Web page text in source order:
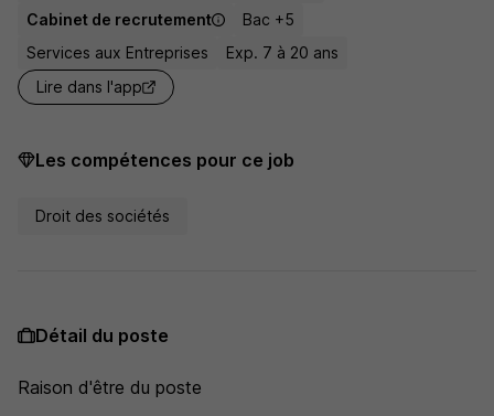
Cabinet de recrutement
Bac +5
Services aux Entreprises
Exp. 7 à 20 ans
Lire dans l'app
Les compétences pour ce job
Droit des sociétés
Détail du poste
Raison d'être du poste